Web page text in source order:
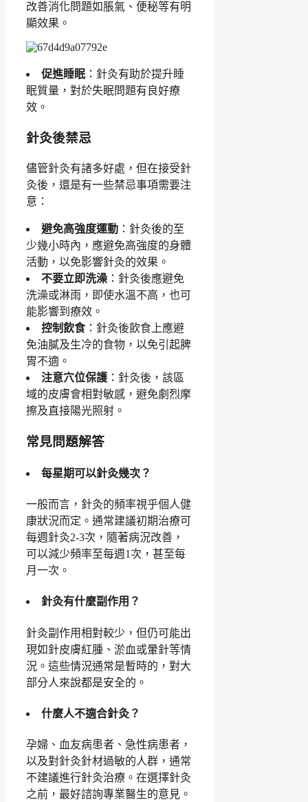
改善消化問題如脹氣、便秘等有明
顯效果。
促進睡眠 ：針灸有助於提升睡
眠質量，對於失眠問題有良好療
效。
針灸後禁忌
儘管針灸有諸多好處，但在接受針
灸後，還是有一些禁忌事項需要注
意：
避免高強度運動 ：針灸後的至
少幾小時內，應避免高強度的身體
活動，以免影響針灸的效果。
不要立即洗澡 ：針灸後應避免
洗澡或淋雨，即使水溫不高，也可
能影響到療效。
控制飲食：針灸後飲食上應避
免油膩及生冷的食物，以免引起脾
胃不適。
注意穴位保護 ：針灸後，該區
域的皮膚會相對敏感，避免劇烈摩
擦及直接陽光照射。
常見問題解答
每星期可以針灸幾次？
一般而言，針灸的頻率視乎個人健
康狀況而定。通常建議初期治療可
每週針灸2-3次，隨著病況改善，
可以減少頻率至每週1次，甚至每
月一次。
針灸有什麼副作用？
針灸副作用相對較少，但仍可能出
現如針皮膚紅腫、淤血或暈針等情
況。這些情況通常是暫時的，對大
部分人來說都是安全的。
什麼人不適合針灸？
孕婦、血友病患者、急性病患者，
以及對針灸針材過敏的人群，通常
不建議進行針灸治療。在選擇針灸
之前，最好諮詢專業醫生的意見。